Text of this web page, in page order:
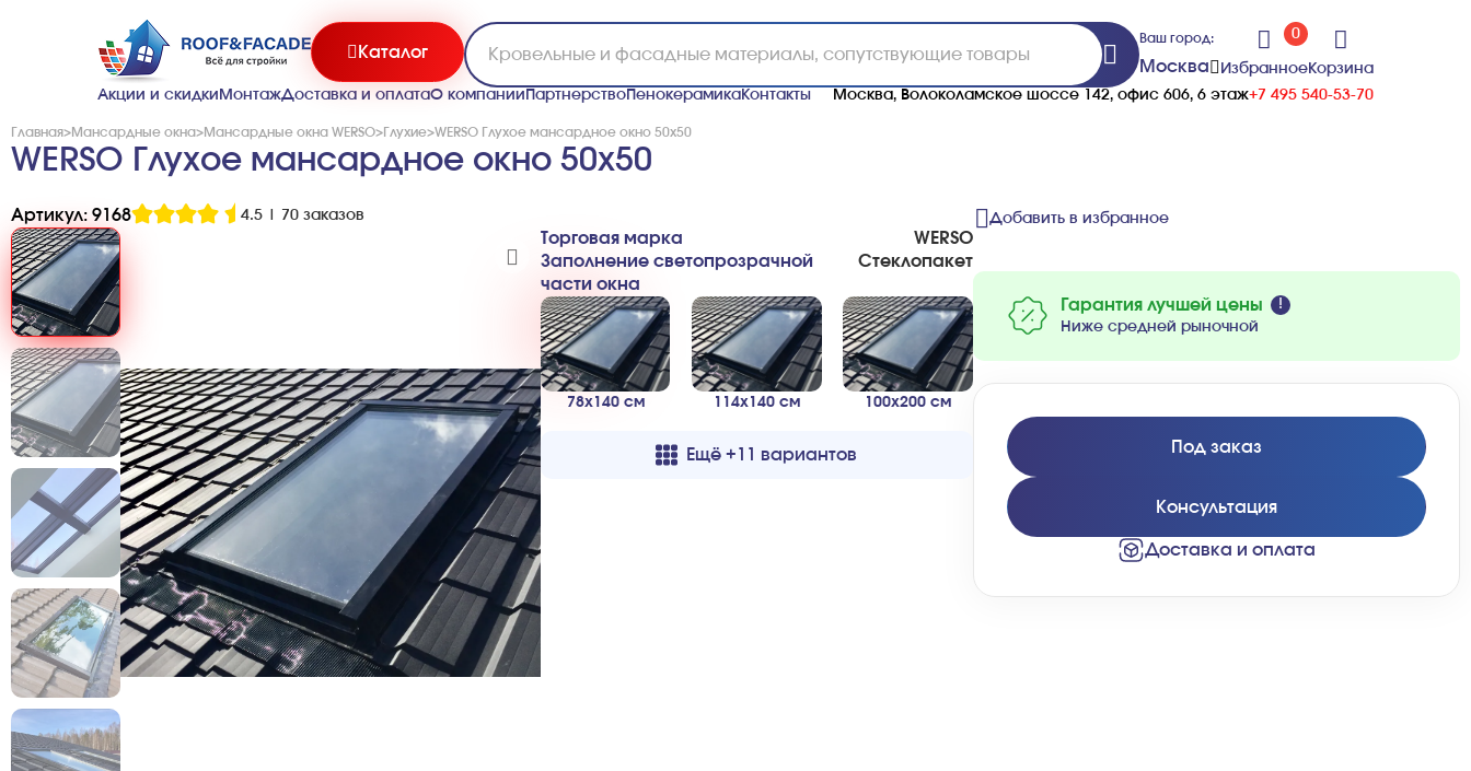
Каталог
Ваш город:
Москва
0
ИзбранноеКорзина
Акции и скидки МонтажДоставка и оплатаО компании ПартнерствоПенокерамикаКонтакты Москва, Волоколамское шоссе 142, офис 606, 6 этаж+7 495 540-53-70
Главная>Мансардные окна>Мансардные окна WERSO>Глухие>WERSO Глухое мансардное окно 50x50
WERSO Глухое мансардное окно 50x50
Артикул: 9168 4.5 70 заказов
Торговая марка
WERSO
Заполнение светопрозрачной
части окна
Стеклопакет
78x140 см 114x140 см 100x200 см
Ещё +11 вариантов
Добавить в избранное
Гарантия лучшей цены
Ниже средней рыночной
Под заказ
Консультация
Доставка и оплата